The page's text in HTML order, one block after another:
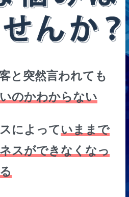
と突然言われても
のかわからない
によっていままで
スができなくなっ